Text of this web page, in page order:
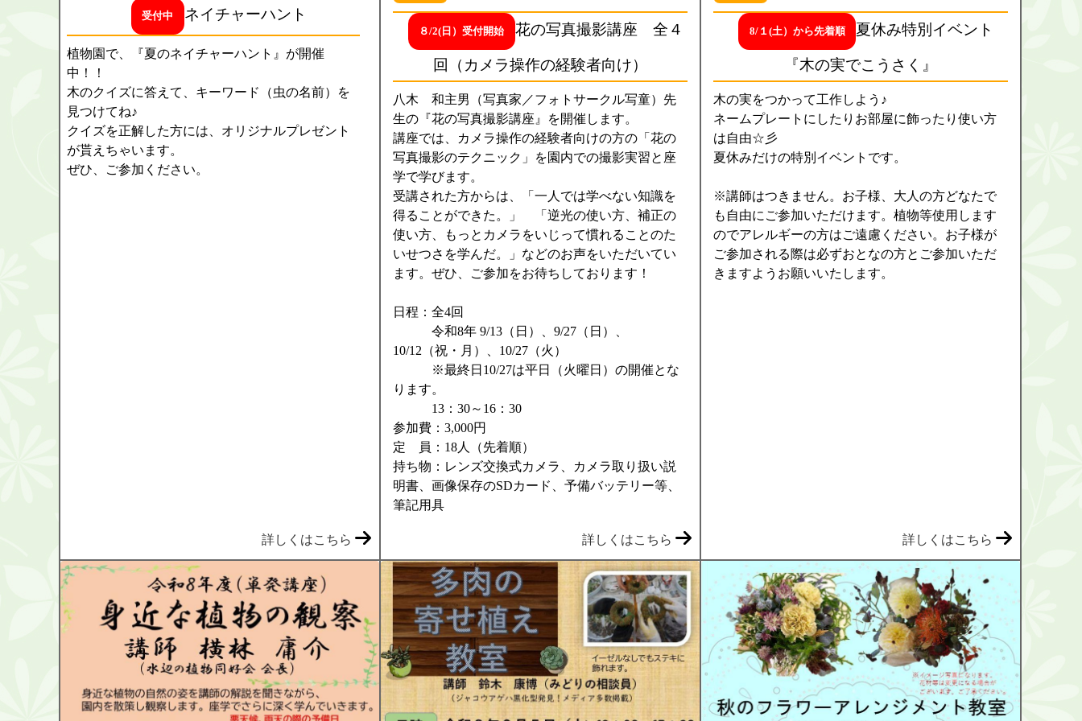
受付中 ネイチャーハント
植物園で、『夏のネイチャーハント』が開催
中！！
木のクイズに答えて、キーワード（虫の名前）を
見つけてね♪
クイズを正解した方には、オリジナルプレゼント
が貰えちゃいます。
ぜひ、ご参加ください。
詳しくはこちら
８/2(日）受付開始 花の写真撮影講座 全４
回（カメラ操作の経験者向け）
八木 和主男（写真家／フォトサークル写童）先
生の『花の写真撮影講座』を開催します。
講座では、カメラ操作の経験者向けの方の「花の
写真撮影のテクニック」を園内での撮影実習と座
学で学びます。
受講された方からは、「一人では学べない知識を
得ることができた。」 「逆光の使い方、補正の
使い方、もっとカメラをいじって慣れることのた
いせつさを学んだ。」などのお声をいただいてい
ます。ぜひ、ご参加をお待ちしております！
日程：全4回
令和8年 9/13（日）、9/27（日）、
10/12（祝・月）、10/27（火）
※最終日10/27は平日（火曜日）の開催とな
ります。
13：30～16：30
参加費：3,000円
定 員：18人（先着順）
持ち物：レンズ交換式カメラ、カメラ取り扱い説
明書、画像保存のSDカード、予備バッテリー等、
筆記用具
詳しくはこちら
8/１(土）から先着順 夏休み特別イベント
『木の実でこうさく』
木の実をつかって工作しよう♪
ネームプレートにしたりお部屋に飾ったり使い方
は自由☆彡
夏休みだけの特別イベントです。
※講師はつきません。お子様、大人の方どなたで
も自由にご参加いただけます。植物等使用します
のでアレルギーの方はご遠慮ください。お子様が
ご参加される際は必ずおとなの方とご参加いただ
きますようお願いいたします。
詳しくはこちら
9月：見ごろマップ
詳しくはこちら（図）をクリックして下さい